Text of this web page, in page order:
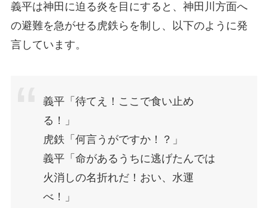
義平は神田に迫る炎を目にすると、神田川方面へ
の避難を急がせる虎鉄らを制し、以下のように発
言しています。
義平「待てえ！ここで食い止め
る！」
虎鉄「何言うがですか！？」
義平「命があるうちに逃げたんでは
火消しの名折れだ！おい、水運
べ！」